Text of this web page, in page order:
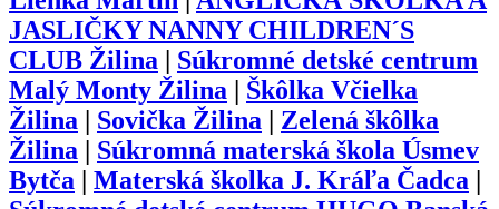
JASLIČKY NANNY CHILDREN´S
CLUB Žilina
Súkromné detské centrum
Malý Monty Žilina
Škôlka Včielka
Žilina
Sovička Žilina
Zelená škôlka
Žilina
Súkromná materská škola Úsmev
Bytča
Materská školka J. Kráľa Čadca